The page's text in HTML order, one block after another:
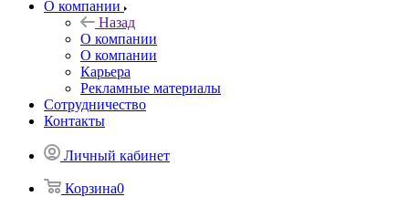
О компании
Назад
О компании
О компании
Карьера
Рекламные материалы
Сотрудничество
Контакты
Личный кабинет
Корзина0